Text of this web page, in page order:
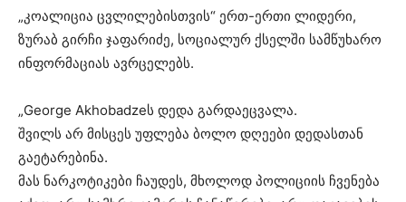
„კოალიცია ცვლილებისთვის“ ერთ-ერთი ლიდერი,
ზურაბ გირჩი ჯაფარიძე, სოციალურ ქსელში სამწუხარო
ინფორმაციას ავრცელებს.
„George Akhobadzeს დედა გარდაეცვალა.
შვილს არ მისცეს უფლება ბოლო დღეები დედასთან
გაეტარებინა.
მას ნარკოტიკები ჩაუდეს, მხოლოდ პოლიციის ჩვენება